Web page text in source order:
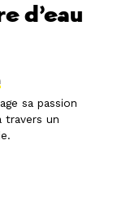
d’eau
sa passion
travers un